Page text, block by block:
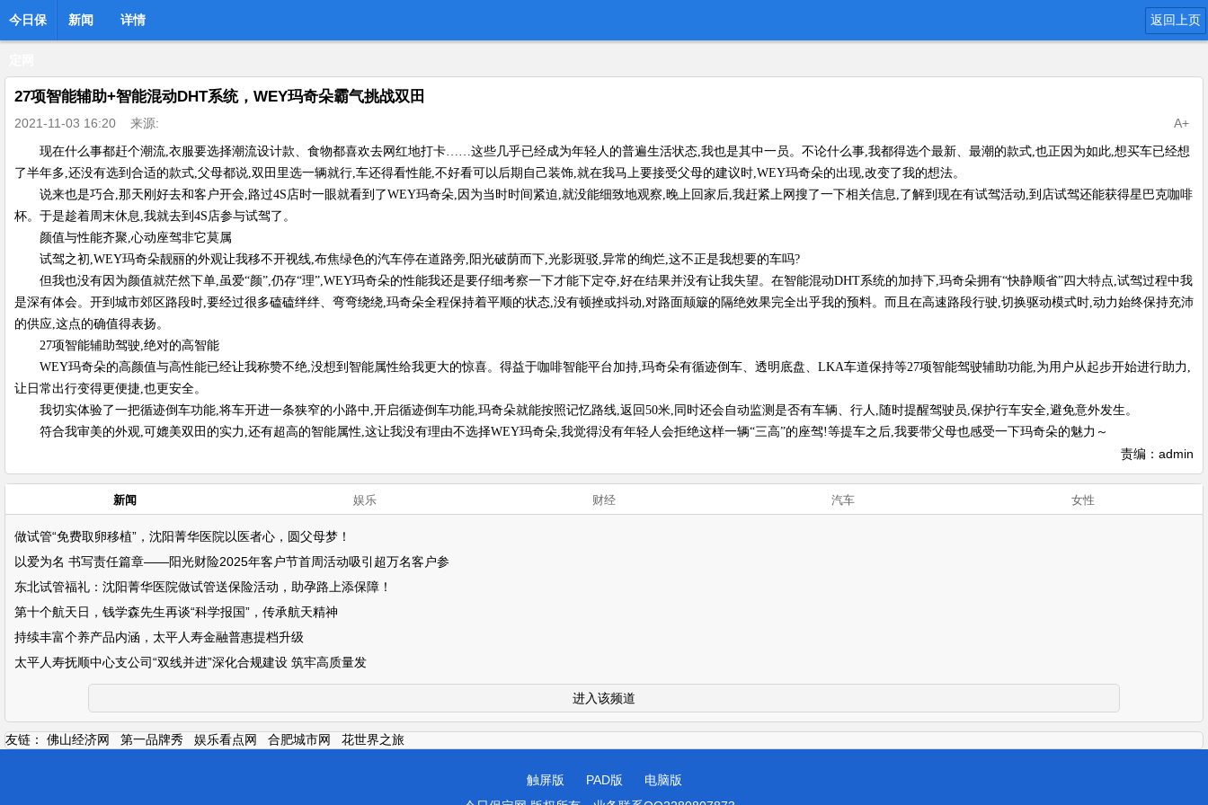
今日保 新闻 详情 返回上页
27项智能辅助+智能混动DHT系统，WEY玛奇朵霸气挑战双田
2021-11-03 16:20 来源: A+
现在什么事都赶个潮流,衣服要选择潮流设计款、食物都喜欢去网红地打卡……这些几乎已经成为年轻人的普遍生活状态,我也是其中一员。不论什么事,我都得选个最新、最潮的款式,也正因为如此,想买车已经想
了半年多,还没有选到合适的款式,父母都说,双田里选一辆就行,车还得看性能,不好看可以后期自己装饰,就在我马上要接受父母的建议时,WEY玛奇朵的出现,改变了我的想法。
说来也是巧合,那天刚好去和客户开会,路过4S店时一眼就看到了WEY玛奇朵,因为当时时间紧迫,就没能细致地观察,晚上回家后,我赶紧上网搜了一下相关信息,了解到现在有试驾活动,到店试驾还能获得星巴克咖啡
杯。于是趁着周末休息,我就去到4S店参与试驾了。
颜值与性能齐聚,心动座驾非它莫属
试驾之初,WEY玛奇朵靓丽的外观让我移不开视线,布焦绿色的汽车停在道路旁,阳光破荫而下,光影斑驳,异常的绚烂,这不正是我想要的车吗?
但我也没有因为颜值就茫然下单,虽爱“颜”,仍存“理”,WEY玛奇朵的性能我还是要仔细考察一下才能下定夺,好在结果并没有让我失望。在智能混动DHT系统的加持下,玛奇朵拥有“快静顺省”四大特点,试驾过程中我
是深有体会。开到城市郊区路段时,要经过很多磕磕绊绊、弯弯绕绕,玛奇朵全程保持着平顺的状态,没有顿挫或抖动,对路面颠簸的隔绝效果完全出乎我的预料。而且在高速路段行驶,切换驱动模式时,动力始终保持充沛
的供应,这点的确值得表扬。
27项智能辅助驾驶,绝对的高智能
WEY玛奇朵的高颜值与高性能已经让我称赞不绝,没想到智能属性给我更大的惊喜。得益于咖啡智能平台加持,玛奇朵有循迹倒车、透明底盘、LKA车道保持等27项智能驾驶辅助功能,为用户从起步开始进行助力,
让日常出行变得更便捷,也更安全。
我切实体验了一把循迹倒车功能,将车开进一条狭窄的小路中,开启循迹倒车功能,玛奇朵就能按照记忆路线,返回50米,同时还会自动监测是否有车辆、行人,随时提醒驾驶员,保护行车安全,避免意外发生。
符合我审美的外观,可媲美双田的实力,还有超高的智能属性,这让我没有理由不选择WEY玛奇朵,我觉得没有年轻人会拒绝这样一辆“三高”的座驾!等提车之后,我要带父母也感受一下玛奇朵的魅力～
责编：admin
新闻 娱乐 财经 汽车 女性
做试管“免费取卵移植”，沈阳菁华医院以医者心，圆父母梦！
以爱为名 书写责任篇章——阳光财险2025年客户节首周活动吸引超万名客户参
东北试管福礼：沈阳菁华医院做试管送保险活动，助孕路上添保障！
第十个航天日，钱学森先生再谈“科学报国”，传承航天精神
持续丰富个养产品内涵，太平人寿金融普惠提档升级
太平人寿抚顺中心支公司“双线并进”深化合规建设 筑牢高质量发
进入该频道
友链： 佛山经济网 第一品牌秀 娱乐看点网 合肥城市网 花世界之旅
触屏版 PAD版
电脑版